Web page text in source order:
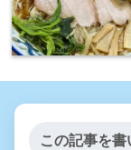
この記事を書